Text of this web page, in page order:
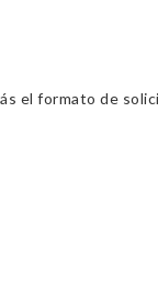
el formato de